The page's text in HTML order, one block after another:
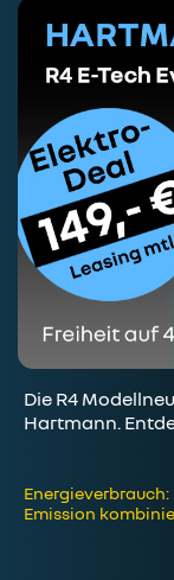
Die R4
Hartmann.
Energieverbrauch:
Emission